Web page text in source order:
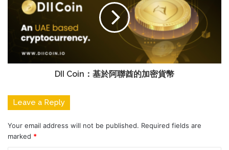
DII Coin：基於阿聯酋的加密貨幣
Leave a Reply
Your email address will not be published. Required fields are
marked *